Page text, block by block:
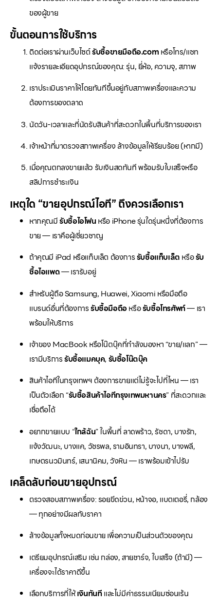
ของผู้ขาย
ขั้นตอนการใช้บริการ
ติดต่อเราผ่านเว็บไซต์รับซื้อขายมือถือ.com หรือโทร/แชท
แจ้งรายละเอียดอุปกรณ์ของคุณ: รุ่น, ยี่ห้อ, ความจุ, สภาพ
เราประเมินราคาให้โดยทันทีขึ้นอยู่กับสภาพเครื่องและความ
ต้องการของตลาด
นัดวัน-เวลาและที่นัดรับสินค้าที่สะดวกในพื้นที่บริการของเรา
เจ้าหน้าที่มาตรวจสภาพเครื่อง ล้างข้อมูลให้เรียบร้อย (หากมี)
เมื่อคุณตกลงขายแล้ว รับเงินสดทันที พร้อมรับใบเสร็จหรือ
สลิปการชำระเงิน
เหตุใด “ขายอุปกรณ์ไอที” ถึงควรเลือกเรา
หากคุณมีรับซื้อไอโฟน หรือ iPhone รุ่นใดรุ่นหนึ่งที่ต้องการ
ขาย — เราคือผู้เชี่ยวชาญ
ถ้าคุณมี iPad หรือแท็บเล็ต ต้องการรับซื้อแท็บเล็ต หรือรับ
ซื้อไอแพด— เรารับอยู่
สำหรับผู้ถือ Samsung, Huawei, Xiaomi หรือมือถือ
แบรนด์อื่นที่ต้องการรับซื้อมือถือหรือรับซื้อโทรศัพท์— เรา
พร้อมให้บริการ
เจ้าของ MacBook หรือโน๊ตบุ๊คที่กำลังมองหา “ขาย/แลก” —
เรามีบริการรับซื้อแมคบุค, รับซื้อโน๊ตบุ๊ค
สินค้าไอทีในกรุงเทพฯ ต้องการขายแต่ไม่รู้จะไปที่ไหน — เรา
เป็นตัวเลือก “รับซื้อสินค้าไอทีกรุงเทพมหานคร” ที่สะดวกและ
เชื่อถือได้
อยากขายแบบ “ใกล้ฉัน” ในพื้นที่ ลาดพร้าว, รัชดา, บางรัก,
แจ้งวัฒนะ, บางแค, วัชรพล, รามอินทรา, บางนา, บางพลี,
เกษตรนวมินทร์, เสนานิคม, วังหิน — เราพร้อมเข้าไปรับ
เคล็ดลับก่อนขายอุปกรณ์
ตรวจสอบสภาพเครื่อง: รอยขีดข่วน, หน้าจอ, แบตเตอรี่, กล้อง
— ทุกอย่างมีผลกับราคา
ล้างข้อมูลทั้งหมดก่อนขาย เพื่อความเป็นส่วนตัวของคุณ
เตรียมอุปกรณ์เสริม เช่น กล่อง, สายชาร์จ, ใบเสร็จ (ถ้ามี) —
เครื่องจะได้ราคาดีขึ้น
เลือกบริการที่ให้เงินทันทีและไม่มีค่าธรรมเนียมซ่อนเร้น